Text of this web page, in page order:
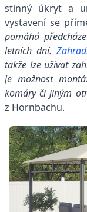
stinný úkryt a
vystavení se
pomáhá
letních dní.
takže lze užívat
je možnost
komáry či jiným
z Hornbachu.